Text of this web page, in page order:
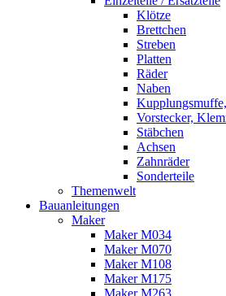
Klötze
Brettchen
Streben
Platten
Räder
Naben
Vorstecker,
Stäbchen
Achsen
Zahnräder
Sonderteile
Themenwelt
Bauanleitungen
Maker
Maker M034
Maker M070
Maker M108
Maker M175
Maker M263